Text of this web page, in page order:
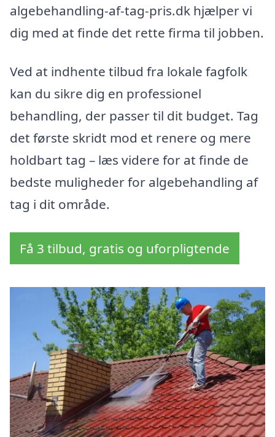
algebehandling-af-tag-pris.dk hjælper vi
dig med at finde det rette firma til jobben.
Ved at indhente tilbud fra lokale fagfolk
kan du sikre dig en professionel
behandling, der passer til dit budget. Tag
det første skridt mod et renere og mere
holdbart tag – læs videre for at finde de
bedste muligheder for algebehandling af
tag i dit område.
Få 3 tilbud, gratis og uforpligtende